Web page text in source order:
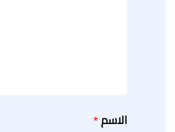
الاسم *